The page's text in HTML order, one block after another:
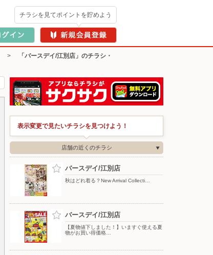
チラシを見てポイントを貯めよう
>
「バースデイ/江別店」のチラシ・
表示変更で見たいチラシを見つけよう！
店舗の近くのチラシ
バースデイ/江別店
秋はどれ着る？New Arrival Collecti…
バースデイ/江別店
【夏物値下しました！】いますぐ使える夏
物がお買い得価格…